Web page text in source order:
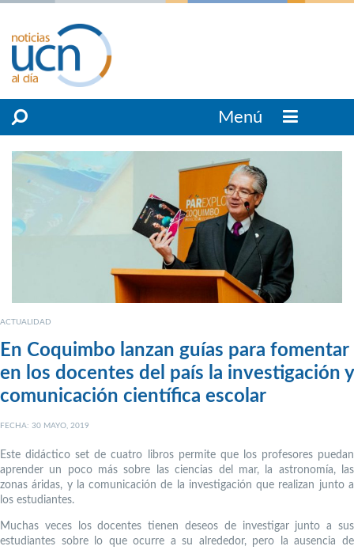
Menú
ACTUALIDAD
En Coquimbo lanzan guías para fomentar
en los docentes del país la investigación y
comunicación científica escolar
FECHA: 30 MAYO, 2019
Este didáctico set de cuatro libros permite que los profesores puedan
aprender un poco más sobre las ciencias del mar, la astronomía, las
zonas áridas, y la comunicación de la investigación que realizan junto a
los estudiantes.
Muchas veces los docentes tienen deseos de investigar junto a sus
estudiantes sobre lo que ocurre a su alrededor, pero la ausencia de